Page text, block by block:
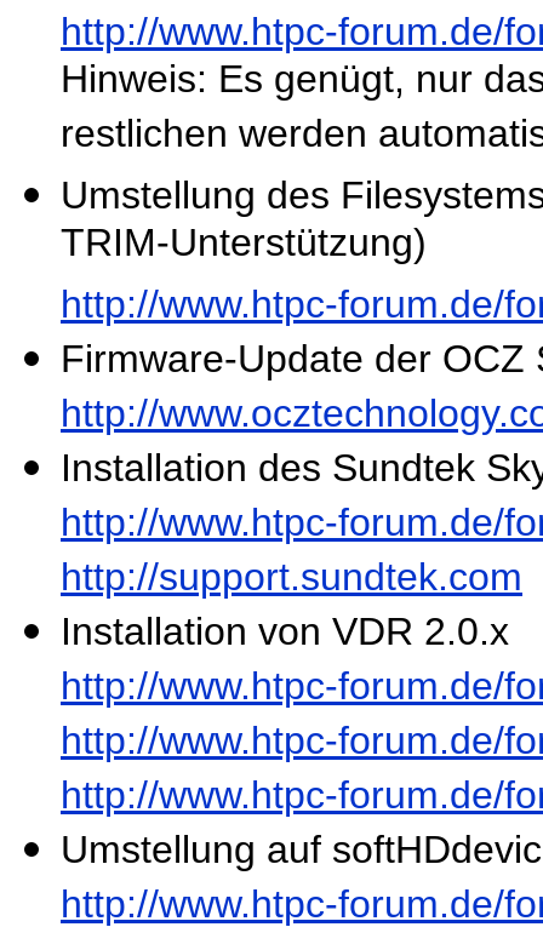
http://www.htpc-forum.de/
Hinweis: Es genügt, nur
restlichen werden
Umstellung des
TRIM-Unterstützung)
http://www.htpc-forum.de/
Firmware-Update der
http://
Installation des Sundtek
http://www.htpc-forum.de/
http://support.sundtek.com
Installation von VDR 2.0.x
http://www.htpc-forum.de/
http://www.htpc-forum.de/
http://www.htpc-forum.de/
Umstellung auf
http://www.htpc-forum.de/